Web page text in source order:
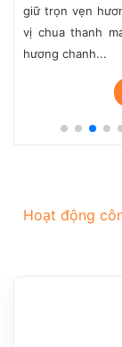
giữ trọn vẹn
vị chua thanh
hương chanh...
Hoạt động